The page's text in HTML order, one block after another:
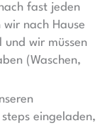
fast jeden
nach Hause
und wir müssen
(Waschen,
eingeladen,